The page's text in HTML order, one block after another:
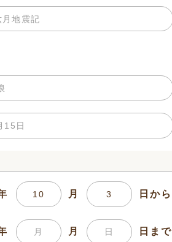
月 日から
月 日まで